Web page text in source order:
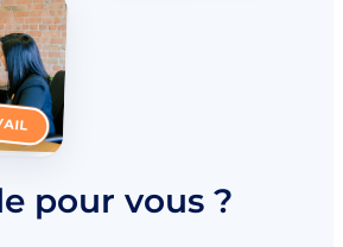
pour vous ?